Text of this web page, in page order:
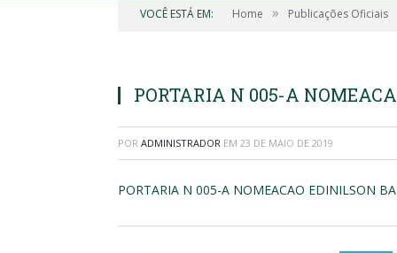
VOCÊ ESTÁ EM: Home » Publicações Oficiais
PORTARIA N 005-A
POR ADMINISTRADOR EM 23 DE MAIO DE 2019
PORTARIA N 005-A NOMEACAO EDINILSON